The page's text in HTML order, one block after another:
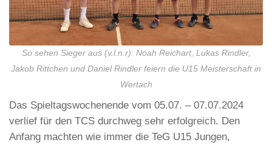
So sehen Sieger aus (v.l.n.r): Noah Reichart, Lukas Rindler,
Jakob Rittchen und Daniel Rindler feiern die U15 Meisterschaft in
Wertach
Das Spieltagswochenende vom 05.07. – 07.07.2024
verlief für den TCS durchweg sehr erfolgreich. Den
Anfang machten wie immer die TeG U15 Jungen,